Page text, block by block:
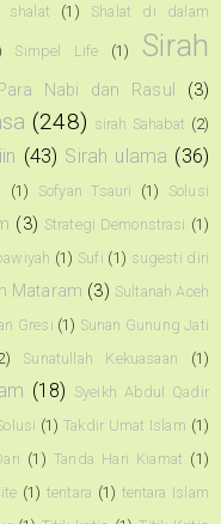
shalat (1) Shalat di dalam
Simpel Life (1)
Sirah
Nabi dan Rasul
(3)
(248) sirah Sahabat (2)
(43) Sirah ulama (36)
(1) Sofyan Tsauri (1)
Solusi
(3) Strategi Demonstrasi (1)
(1) Sufi (1) sugesti diri
Mataram (3) Sultanah Aceh
Gresi (1) Sunan Gunung Jati
Sunatullah Kekuasaan
(1)
(18) Syeikh Abdul Qadir
(1) Takdir Umat Islam (1)
(1) Tanda Hari Kiamat (1)
(1) tentara (1) tentara Islam